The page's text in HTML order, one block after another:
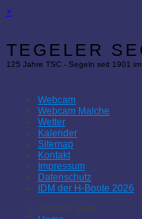
×
TEGELER
125 Jahre TSC - Segeln seit 1901
Webcam
Webcam Malche
Wetter
Kalender
Sitemap
Kontakt
Impressum
Datenschutz
IDM der H-Boote 2026
Aktuelle Seite: